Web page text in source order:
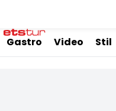
Gastro Video Stil